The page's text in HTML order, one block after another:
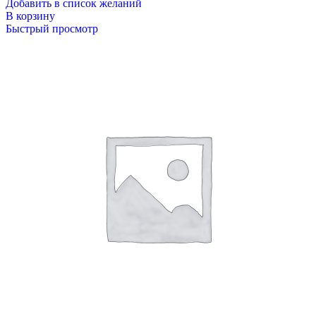
Добавить в список желаний
В корзину
Быстрый просмотр